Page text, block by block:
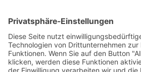
Kontakt
Mitglied werden!
Impressum